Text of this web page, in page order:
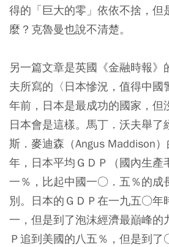
得的「巨大的零」依依不捨，但
麼？克魯曼也說不清楚。
另一篇文章是英國《金融時報》
夫所寫的〈日本慘況，值得中國
年前，日本是最成功的國家，但
日本會是這樣。馬丁．沃夫舉了
斯．麥迪森（Angus Maddison
年，日本平均ＧＤＰ（國內生產
一％，比起中國一○．五％的成
別。日本的ＧＤＰ在一九五○年
一，但是到了泡沫經濟最巔峰的
Ｐ追到美國的八五％，但是到